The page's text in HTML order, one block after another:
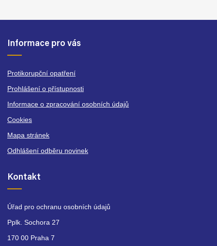
Informace pro vás
Protikorupční opatření
Prohlášení o přístupnosti
Informace o zpracování osobních údajů
Cookies
Mapa stránek
Odhlášení odběru novinek
Kontakt
Úřad pro ochranu osobních údajů
Pplk. Sochora 27
170 00 Praha 7